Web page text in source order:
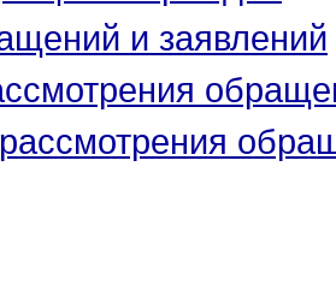
и заявлений